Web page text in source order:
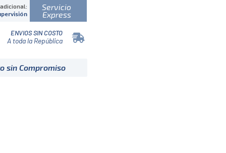
Servicio
Express
ENVIOS SIN COSTO
A toda la República
sin Compromiso